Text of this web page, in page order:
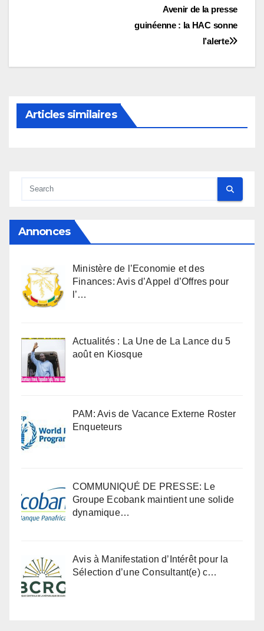
l’article
Avenir de la presse
guinéenne : la HAC sonne
l’alerte
Articles similaires
Annonces
Ministère de l’Economie et des
Finances: Avis d’Appel d’Offres pour
l’…
Actualités : La Une de La Lance du 5
août en Kiosque
PAM: Avis de Vacance Externe Roster
Enqueteurs
COMMUNIQUÉ DE PRESSE: Le
Groupe Ecobank maintient une solide
dynamique…
Avis à Manifestation d’Intérêt pour la
Sélection d’une Consultant(e) c…